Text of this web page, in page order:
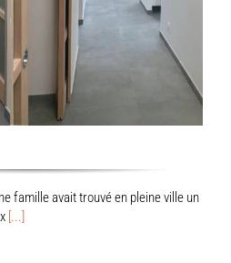
famille avait trouvé en pleine ville un
[...]